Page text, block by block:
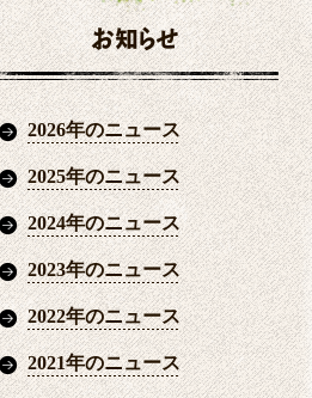
お知らせ
2026年のニュース
2025年のニュース
2024年のニュース
2023年のニュース
2022年のニュース
2021年のニュース